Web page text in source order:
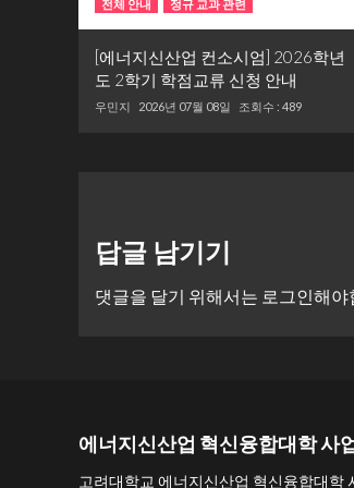
전체 안내 정규 교과 관련
[에너지신산업 컨소시엄] 2026학년
도 2학기 학점교류 신청 안내
우민지 2026년 07월 08일 조회수 : 489
답글 남기기
댓글을 달기 위해서는 로그인해야
에너지신산업 혁신융합대학 사
고려대학교 에너지신산업 혁신융합